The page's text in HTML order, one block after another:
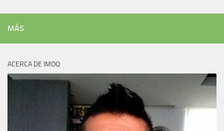
MÁS
ACERCA DE IMOQ